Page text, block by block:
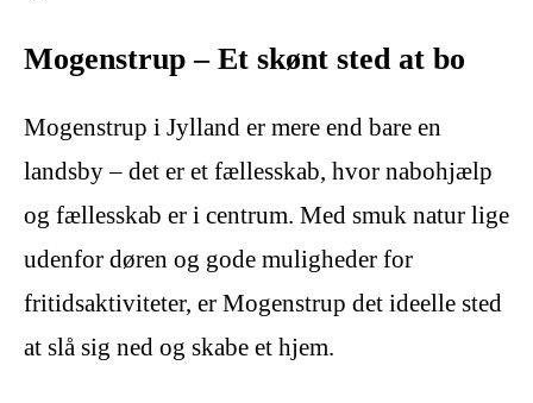
Mogenstrup – Et skønt sted at bo
Mogenstrup i Jylland er mere end bare en
landsby – det er et fællesskab, hvor nabohjælp
og fællesskab er i centrum. Med smuk natur lige
udenfor døren og gode muligheder for
fritidsaktiviteter, er Mogenstrup det ideelle sted
at slå sig ned og skabe et hjem.